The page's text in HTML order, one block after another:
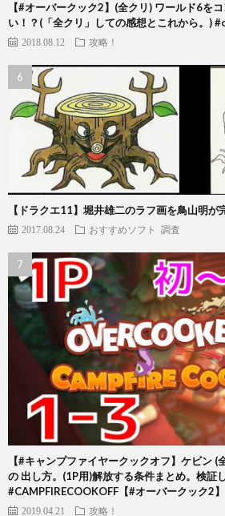
【#オーバークック2】(全クリ) ワールド6を
い！？(「全クリ」しての感想とこれから。)
2018.08.12 攻略！
【ドラクエ11】堀井雄二のラフ画を鳥山明が
2017.08.24 おすすめソフト 調査
【#キャンプファイヤークックオフ】ケビン
の 出し方。(1P用)解放する条件まとめ。検証
#CAMPFIRECOOKOFF【#オーバークック2】
2019.04.21 攻略！